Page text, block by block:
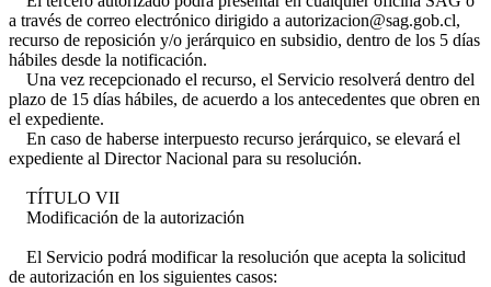
a través de correo electrónico dirigido a autorizacion@sag.gob.cl,
recurso de reposición y/o jerárquico en subsidio, dentro de los 5 días
hábiles desde la notificación.
Una vez recepcionado el recurso, el Servicio resolverá dentro del
plazo de 15 días hábiles, de acuerdo a los antecedentes que obren en
el expediente.
En caso de haberse interpuesto recurso jerárquico, se elevará el
expediente al Director Nacional para su resolución.
TÍTULO VII
Modificación de la autorización
El Servicio podrá modificar la resolución que acepta la solicitud
de autorización en los siguientes casos: